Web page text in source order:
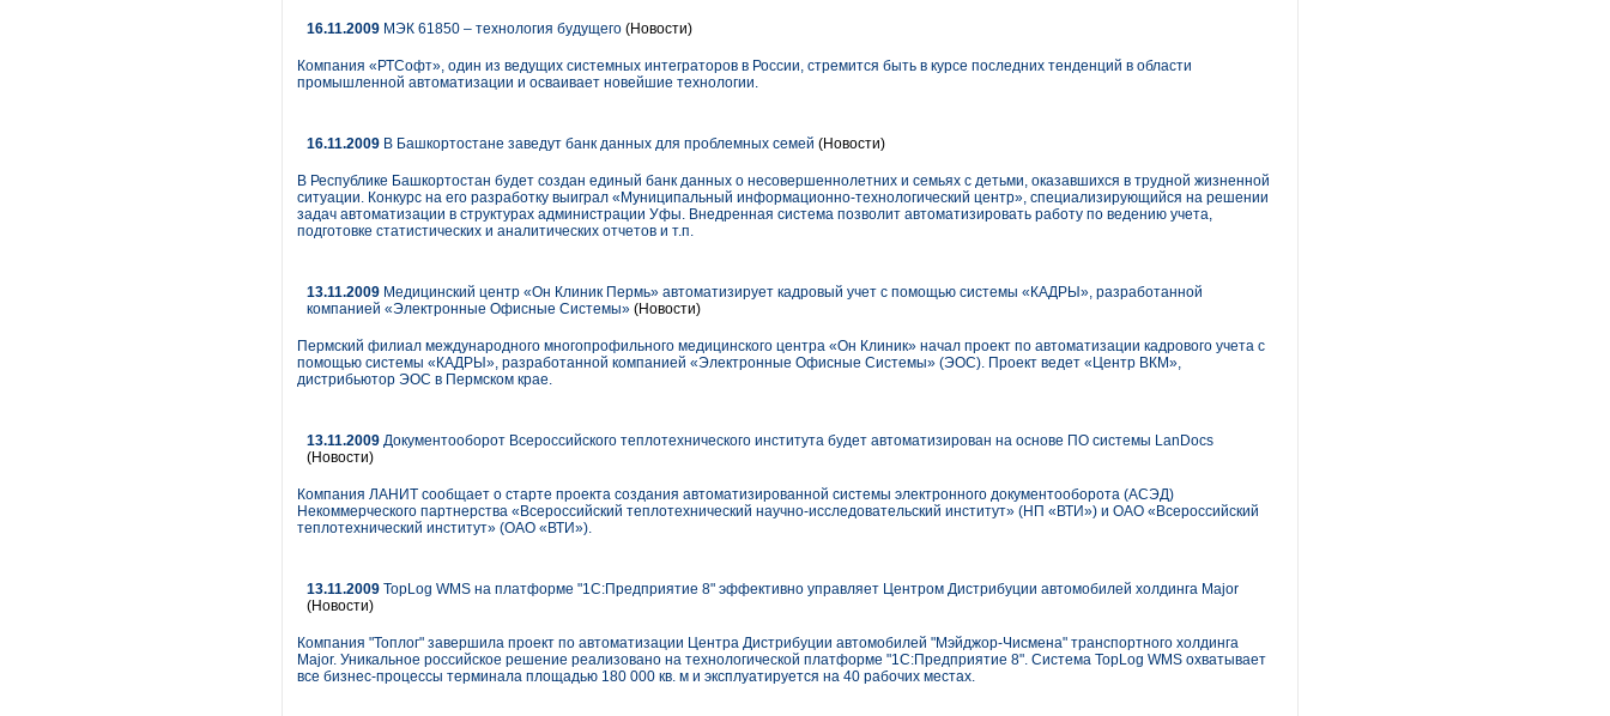
16.11.2009 МЭК 61850 – технология будущего (Новости)
Компания «РТСофт», один из ведущих системных интеграторов в России, стремится быть в курсе последних тенденций в области
промышленной автоматизации и осваивает новейшие технологии.
16.11.2009 В Башкортостане заведут банк данных для проблемных семей (Новости)
В Республике Башкортостан будет создан единый банк данных о несовершеннолетних и семьях с детьми, оказавшихся в трудной жизненной
ситуации. Конкурс на его разработку выиграл «Муниципальный информационно-технологический центр», специализирующийся на решении
задач автоматизации в структурах администрации Уфы. Внедренная система позволит автоматизировать работу по ведению учета,
подготовке статистических и аналитических отчетов и т.п.
13.11.2009 Медицинский центр «Он Клиник Пермь» автоматизирует кадровый учет с помощью системы «КАДРЫ», разработанной
компанией «Электронные Офисные Системы» (Новости)
Пермский филиал международного многопрофильного медицинского центра «Он Клиник» начал проект по автоматизации кадрового учета с
помощью системы «КАДРЫ», разработанной компанией «Электронные Офисные Системы» (ЭОС). Проект ведет «Центр ВКМ»,
дистрибьютор ЭОС в Пермском крае.
13.11.2009 Документооборот Всероссийского теплотехнического института будет автоматизирован на основе ПО системы LanDocs
(Новости)
Компания ЛАНИТ сообщает о старте проекта создания автоматизированной системы электронного документооборота (АСЭД)
Некоммерческого партнерства «Всероссийский теплотехнический научно-исследовательский институт» (НП «ВТИ») и ОАО «Всероссийский
теплотехнический институт» (ОАО «ВТИ»).
13.11.2009 TopLog WMS на платформе "1С:Предприятие 8" эффективно управляет Центром Дистрибуции автомобилей холдинга Major
(Новости)
Компания "Топлог" завершила проект по автоматизации Центра Дистрибуции автомобилей "Мэйджор-Чисмена" транспортного холдинга
Major. Уникальное российское решение реализовано на технологической платформе "1С:Предприятие 8". Система TopLog WMS охватывает
все бизнес-процессы терминала площадью 180 000 кв. м и эксплуатируется на 40 рабочих местах.